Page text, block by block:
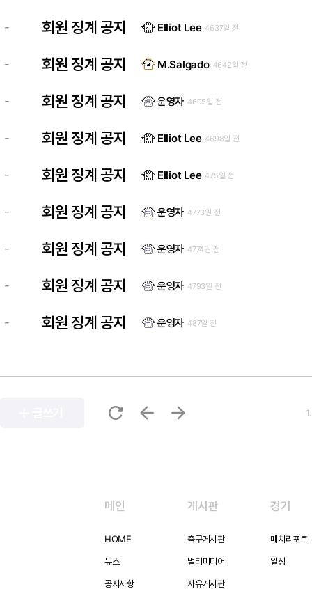
- 회원 징계 공지 Elliot Lee 4637일 전
- 회원 징계 공지 M.Salgado 4642일 전
- 회원 징계 공지 운영자 4695일 전
- 회원 징계 공지 Elliot Lee 4698일 전
- 회원 징계 공지 Elliot Lee 475일 전
- 회원 징계 공지 운영자 4773일 전
- 회원 징계 공지 운영자 4774일 전
- 회원 징계 공지 운영자 4793일 전
- 회원 징계 공지 운영자 487일 전
refresh arrow_back arrow_forward
메인
HOME
뉴스
공지사항
게시판
축구게시판
멀티미디어
자유게시판
경기
매치리포트
일정